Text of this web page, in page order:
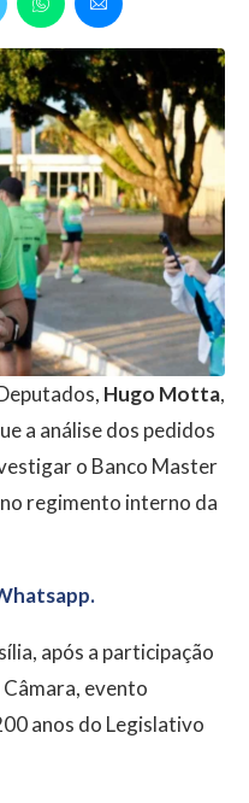
Hugo Motta,
a análise dos pedidos
o Banco Master
regimento interno da
após a participação
evento
anos do Legislativo